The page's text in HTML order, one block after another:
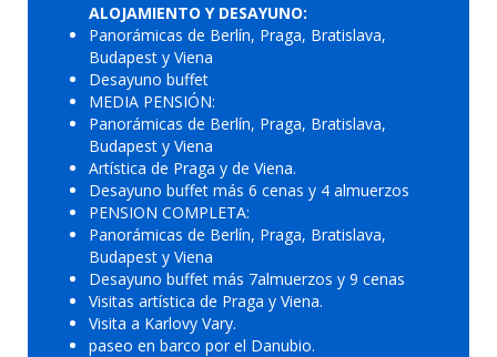
ALOJAMIENTO Y DESAYUNO:
Panorámicas de Berlín, Praga, Bratislava,
Budapest y Viena
Desayuno buffet
MEDIA PENSIÓN:
Panorámicas de Berlín, Praga, Bratislava,
Budapest y Viena
Artística de Praga y de Viena.
Desayuno buffet más 6 cenas y 4 almuerzos
PENSION COMPLETA:
Panorámicas de Berlín, Praga, Bratislava,
Budapest y Viena
Desayuno buffet más 7almuerzos y 9 cenas
Visitas artística de Praga y Viena.
Visita a Karlovy Vary.
paseo en barco por el Danubio.